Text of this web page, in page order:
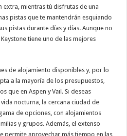
extra, mientras tú disfrutas de una
pistas que te mantendrán esquiando
pistas durante días y días. Aunque no
tiene uno de las mejores
de alojamiento disponibles y, por lo
a la mayoría de los presupuestos,
que en Aspen y Vail. Si deseas
nocturna, la cercana ciudad de
de opciones, con alojamientos
y grupos. Además, el extenso
permite aprovechar más tiempo en las